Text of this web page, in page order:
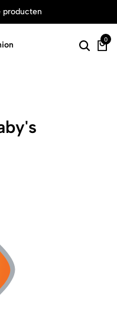
producten
0